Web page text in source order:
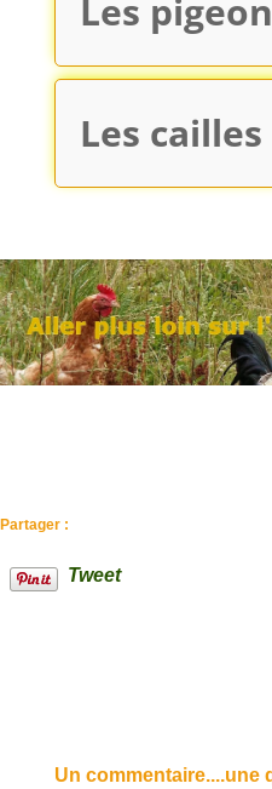
Les
Les cailles
Partager :
Tweet
Un commentaire....une